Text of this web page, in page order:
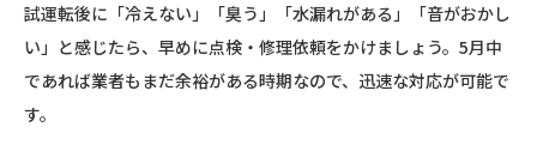
試運転後に「冷えない」「臭う」「水漏れがある」「音がおかし
い」と感じたら、早めに点検・修理依頼をかけましょう。5月中
であれば業者もまだ余裕がある時期なので、迅速な対応が可能で
す。